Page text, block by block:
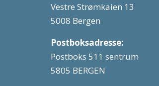
Vestre Strømkaien 13
5008 Bergen
Postboksadresse:
Postboks 511 sentrum
5805 BERGEN